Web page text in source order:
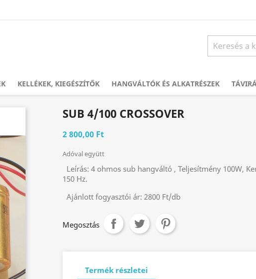
KELLÉKEK, KIEGÉSZÍTŐK HANGVÁLTÓK ÉS ALKATRÉSZEK
SUB 4/100 CROSSOVER
2 800,00 Ft
Adóval együtt
Leírás: 4 ohmos sub hangváltó , Teljesítmény 100W,
150 Hz.
Ajánlott fogyasztói ár: 2800 Ft/db
Megosztás
Termék részletei